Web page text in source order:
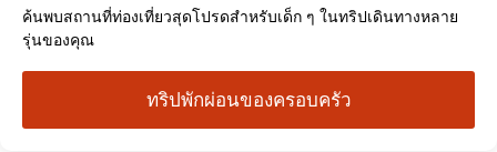
ค้นพบสถานที่ท่องเที่ยวสุดโปรดสำหรับเด็ก ๆ ในทริปเดินทางหลาย
รุ่นของคุณ
ทริปพักผ่อนของครอบครัว